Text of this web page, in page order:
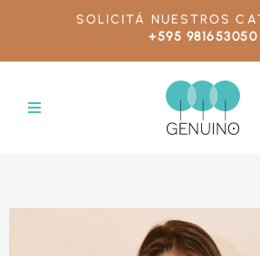
SOLICITÁ NUESTROS
+595 981653050